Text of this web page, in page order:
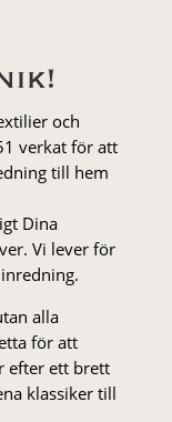
och
verkat för att
till hem
Dina
Vi lever för
alla
för att
efter ett brett
klas­siker till